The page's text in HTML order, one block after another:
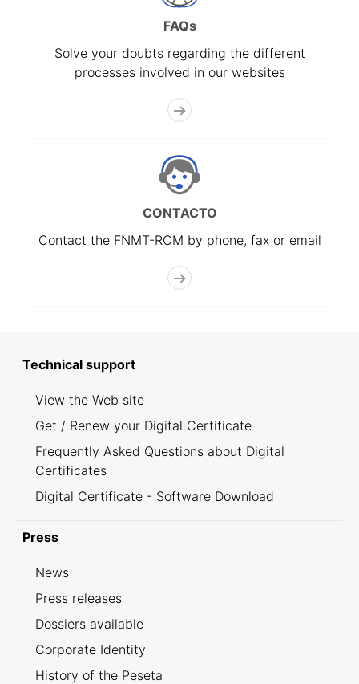
FAQs
Solve your doubts regarding the different
processes involved in our websites
CONTACTO
Contact the FNMT-RCM by phone, fax or email
Technical support
View the Web site
Get / Renew your Digital Certificate
Frequently Asked Questions about Digital
Certificates
Digital Certificate - Software Download
Press
News
Press releases
Dossiers available
Corporate Identity
History of the Peseta